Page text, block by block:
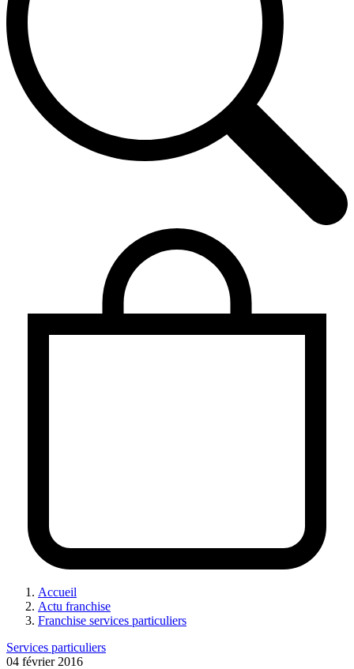
Accueil
Actu franchise
Franchise services particuliers
Services particuliers
04 février 2016